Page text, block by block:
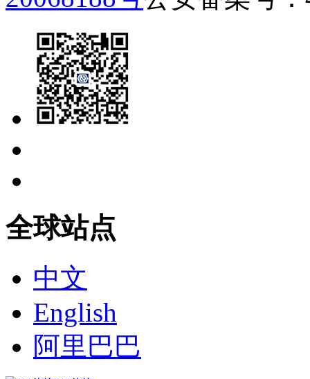
全球站点
中文
English
阿里巴巴